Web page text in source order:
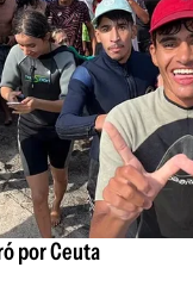
por Ceuta